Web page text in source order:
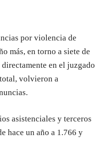
por violencia de
más, en torno a siete de
en el juzgado
volvieron a
asistenciales y terceros
hace un año a 1.766 y